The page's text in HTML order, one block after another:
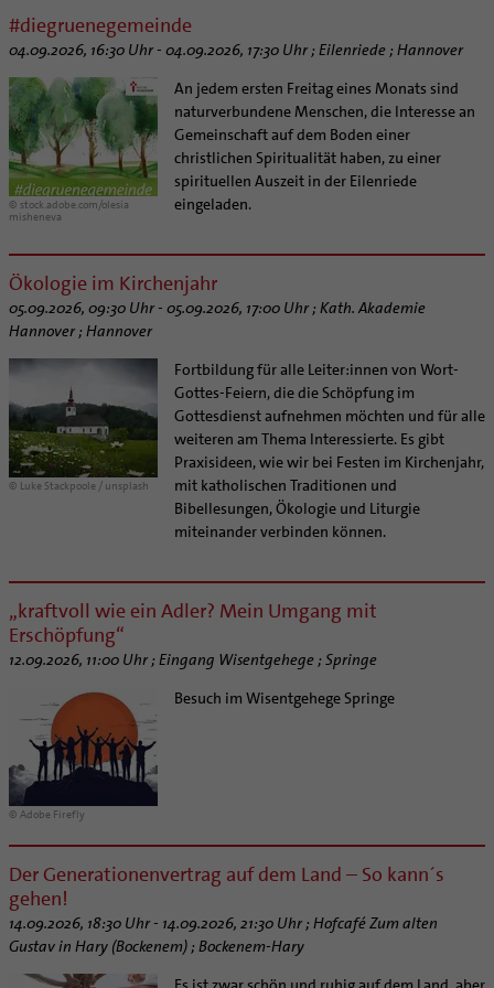
Notfall
Polizei- und Feuerwehr
Schule
Gefängnisseelsorge
Segensorte
SERVICE
Abenteuer Glaube
Unterstützung für Pfarreien und Einrichtungen
Prävention
Fortbildungen
Stellenangebote
Liturgie und Kirchenmusik
Lokale Kirchenentwicklung
#diegruenegemeinde
Internationale Freiwilligendienste
Netzwerk ChancenGleich
Büchereien
Medienstelle
Newsletter
Personalentwicklung
Unterstützungsangebot für Seelsorgende
Aufbrüche in der Kirche
Ehrenamtliche
Verwaltungsbeauftragte / Verwaltungsleitungen in
Pfarrgemeinden
Materialien
Aktuelles
Altersvorsorge und Ruhestand
Arbeitshilfen
Bistumsatlas
Beruf und Familie
KODA
Direktorium
Mitarbeitervertretung
Institutionelles Schutzkonzept
Kirchlicher Anzeiger
Kirchliches Arbeitsrecht
Schematismus
#diegruenegemeinde
04.09.2026, 16:30 Uhr - 04.09.2026, 17:30 Uhr ; Eilenriede ; Hannover
© stock.adobe.com/olesia
misheneva
An jedem ersten Freitag eines Monats sind
naturverbundene Menschen, die Interesse an
Gemeinschaft auf dem Boden einer
christlichen Spiritualität haben, zu einer
spirituellen Auszeit in der Eilenriede
eingeladen.
Ökologie im Kirchenjahr
05.09.2026, 09:30 Uhr - 05.09.2026, 17:00 Uhr ; Kath. Akademie
Hannover ; Hannover
© Luke Stackpoole / unsplash
Fortbildung für alle Leiter:innen von Wort-
Gottes-Feiern, die die Schöpfung im
Gottesdienst aufnehmen möchten und für alle
weiteren am Thema Interessierte. Es gibt
Praxisideen, wie wir bei Festen im Kirchenjahr,
mit katholischen Traditionen und
Bibellesungen, Ökologie und Liturgie
miteinander verbinden können.
„kraftvoll wie ein Adler? Mein Umgang mit
Erschöpfung“
12.09.2026, 11:00 Uhr ; Eingang Wisentgehege ; Springe
© Adobe Firefly
Besuch im Wisentgehege Springe
Der Generationenvertrag auf dem Land – So kann´s
gehen!
14.09.2026, 18:30 Uhr - 14.09.2026, 21:30 Uhr ; Hofcafé Zum alten
Gustav in Hary (Bockenem) ; Bockenem-Hary